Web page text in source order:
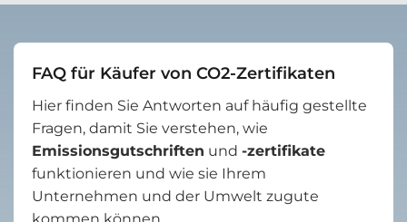
FAQ für Käufer von CO2-Zertifikaten
Hier finden Sie Antworten auf häufig gestellte
Fragen, damit Sie verstehen, wie
Emissionsgutschriften und -zertifikate
funktionieren und wie sie Ihrem
Unternehmen und der Umwelt zugute